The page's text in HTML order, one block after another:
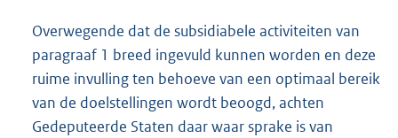
Overwegende dat de subsidiabele activiteiten van
paragraaf 1 breed ingevuld kunnen worden en deze
ruime invulling ten behoeve van een optimaal bereik
van de doelstellingen wordt beoogd, achten
Gedeputeerde Staten daar waar sprake is van